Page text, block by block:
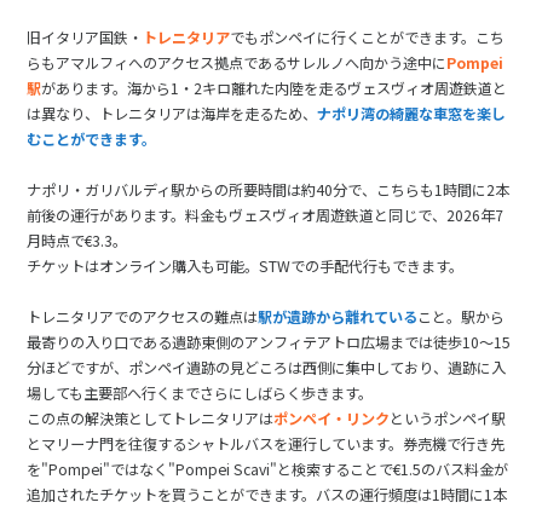
旧イタリア国鉄・ トレニタリアでもポンペイに行くことができます。こち
らもアマルフィへのアクセス拠点であるサレルノへ向かう途中にPompei
駅があります。海から1・2キロ離れた内陸を走るヴェスヴィオ周遊鉄道と
は異なり、トレニタリアは海岸を走るため、ナポリ湾の綺麗な車窓を楽し
むことができます。
ナポリ・ガリバルディ駅からの所要時間は約40分で、こちらも1時間に2本
前後の運行があります。料金もヴェスヴィオ周遊鉄道と同じで、2026年7
月時点で€3.3。
チケットはオンライン購入も可能。STWでの手配代行もできます。
トレニタリアでのアクセスの難点は駅が遺跡から離れていること。駅から
最寄りの入り口である遺跡東側のアンフィテアトロ広場までは徒歩10～15
分ほどですが、ポンペイ遺跡の見どころは西側に集中しており、遺跡に入
場しても主要部へ行くまでさらにしばらく歩きます。
この点の解決策としてトレニタリアはポンペイ・リンクというポンペイ駅
とマリーナ門を往復するシャトルバスを運行しています。券売機で行き先
を"Pompei"ではなく"Pompei Scavi"と検索することで€1.5のバス料金が
追加されたチケットを買うことができます。バスの運行頻度は1時間に1本